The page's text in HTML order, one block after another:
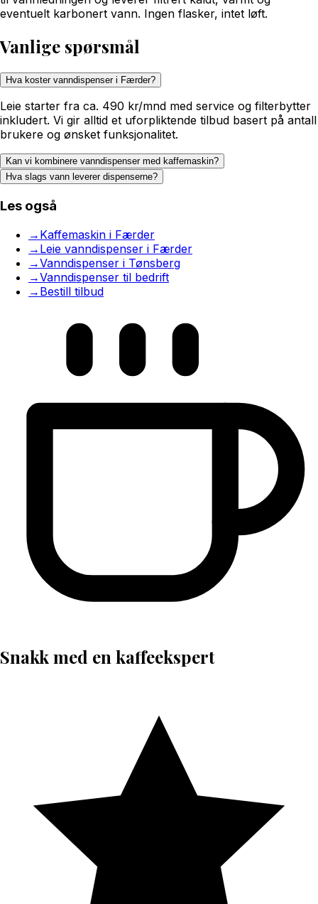
eventuelt karbonert vann. Ingen flasker, intet løft.
Vanlige spørsmål
Hva koster vanndispenser i Færder?
Leie starter fra ca. 490 kr/mnd med service og filterbytter
inkludert. Vi gir alltid et uforpliktende tilbud basert på antall
brukere og ønsket funksjonalitet.
Kan vi kombinere vanndispenser med kaffemaskin?
Hva slags vann leverer dispenserne?
Les også
→ Kaffemaskin i Færder
→ Leie vanndispenser i Færder
→Vanndispenser i Tønsberg
→Vanndispenser til bedrift
→ Bestill tilbud
Snakk med en kaffeekspert